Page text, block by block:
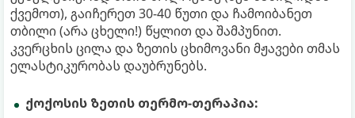
ქვემოთ), გაიჩერეთ 30-40 წუთი და ჩამოიბანეთ
თბილი (არა ცხელი!) წყლით და შამპუნით.
კვერცხის ცილა და ზეთის ცხიმოვანი მჟავები თმას
ელასტიკურობას დაუბრუნებს.
ქოქოსის ზეთის თერმო-თერაპია: